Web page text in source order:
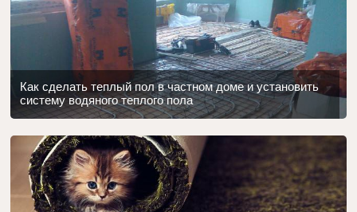
Как сделать теплый пол в частном доме и установить
систему водяного теплого пола